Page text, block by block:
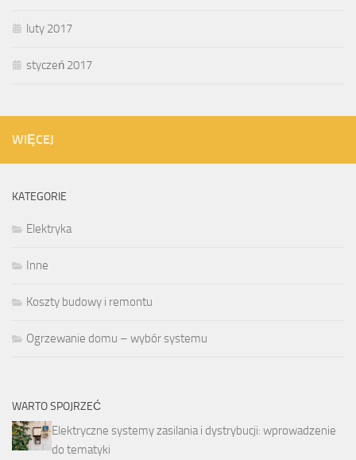
luty 2017
styczeń 2017
WIĘCEJ
KATEGORIE
Elektryka
Inne
Koszty budowy i remontu
Ogrzewanie domu – wybór systemu
WARTO SPOJRZEĆ
Elektryczne systemy zasilania i dystrybucji: wprowadzenie
do tematyki